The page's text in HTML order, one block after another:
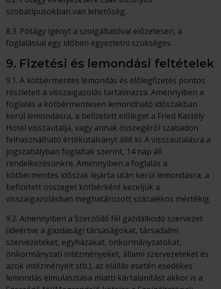
szobatípusokban van lehetőség.
8.3. Pótágy igényt a szolgáltatóval előzetesen, a
foglalással egy időben egyeztetni szükséges.
9. Fizetési és lemondási feltételek
9.1. A kötbérmentes lemondás és előlegfizetés pontos
részleteit a visszaigazolás tartalmazza. Amennyiben a
foglalás a kötbérmentesen lemondható időszakban
kerül lemondásra, a befizetett előleget a Fried Kastély
Hotel visszautalja, vagy annak összegéről szabadon
felhasználható értékutalványt állít ki. A visszautalásra a
jogszabályban foglaltak szerint, 14 nap áll
rendelkezésünkre. Amennyiben a foglalás a
kötbérmentes időszak lejárta után kerül lemondásra, a
befizetett összeget kötbérként kezeljük a
visszaigazolásban meghatározott százalékos mértékig.
9.2. Amennyiben a Szerződő fél gazdálkodó szervezet
(ideértve a gazdasági társaságokat, társadalmi
szervezeteket, egyházakat, önkormányzatokat,
önkormányzati intézményeket, állami szervezeteket és
azok intézményeit stb.), az elállás esetén esedékes
lemondás elmulasztása miatti kártalanítást akkor is a